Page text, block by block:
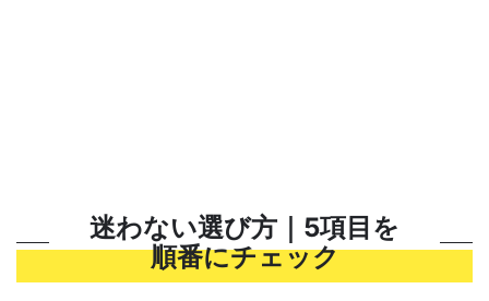
迷わない選び方｜5項目を
順番にチェック